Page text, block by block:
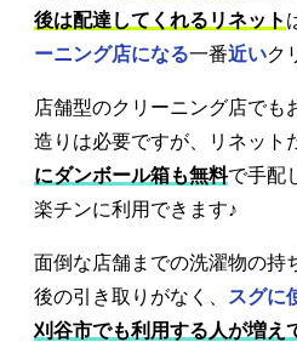
後は配達してくれるリネット
ーニング店になる一番近いク
店舗型のクリーニング店でも
造りは必要ですが、リネット
にダンボール箱も無料で手配
楽チンに利用できます♪
面倒な店舗までの洗濯物の持
後の引き取りがなく、
スグに
刈谷市でも利用する人が増え